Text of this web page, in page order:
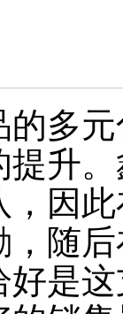
的多
提升
，因
，随
好是